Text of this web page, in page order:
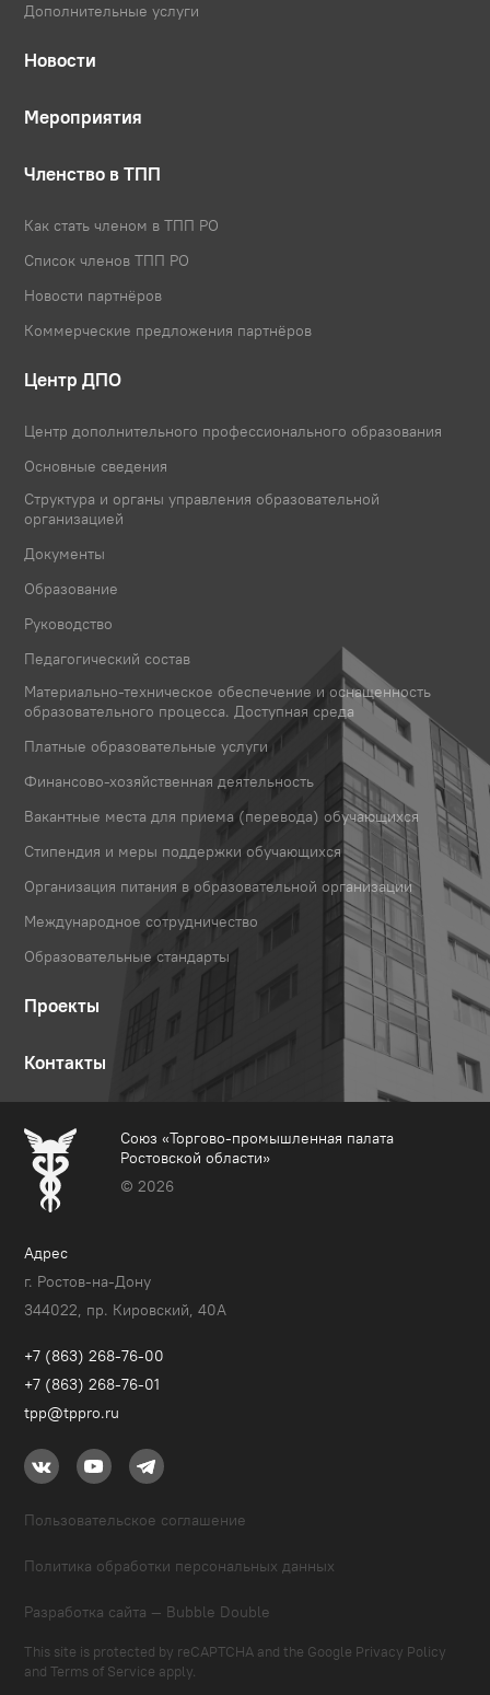
Дополнительные услуги
Новости
Мероприятия
Членство в ТПП
Как стать членом в ТПП РО
Список членов ТПП РО
Новости партнёров
Коммерческие предложения партнёров
Центр ДПО
Центр дополнительного профессионального образования
Основные сведения
Структура и органы управления образовательной
организацией
Документы
Образование
Руководство
Педагогический состав
Материально-техническое обеспечение и оснащенность
образовательного процесса. Доступная среда
Платные образовательные услуги
Финансово-хозяйственная деятельность
Вакантные места для приема (перевода) обучающихся
Стипендия и меры поддержки обучающихся
Организация питания в образовательной организации
Международное сотрудничество
Образовательные стандарты
Проекты
Контакты
Союз «Торгово-промышленная палата
Ростовской области»
© 2026
Адрес
г. Ростов-на-Дону
344022, пр. Кировский, 40A
+7 (863) 268-76-00
+7 (863) 268-76-01
tpp@tppro.ru
Пользовательское соглашение
Политика обработки персональных данных
Разработка сайта — Bubble Double
This site is protected by reCAPTCHA and the Google Privacy Policy
andTerms of Service apply.